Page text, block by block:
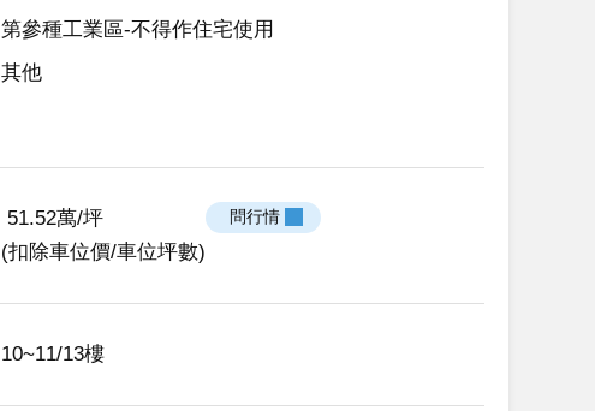
第參種工業區-不得作住宅使用
其他
51.52萬/坪
(扣除車位價/車位坪數)
問行情
10~11/13樓